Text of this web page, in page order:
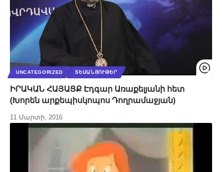
UNCATEGORIZED ՏԵՍԱՆՅՈՒԹԵՐ
ԻՐԱԿԱՆ ՀԱՅԱՑՔ Էդգար Առաքելյանի հետ
(Խորեն արքեպիսկոպոս Դողրամաջյան)
11 Մարտի, 2016